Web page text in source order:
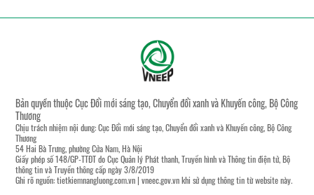
Bản quyền thuộc Cục Đổi mới sáng tạo, Chuyển đổi xanh và Khuyến công, Bộ Công
Thương
Chịu trách nhiệm nội dung: Cục Đổi mới sáng tạo, Chuyển đổi xanh và Khuyến công, Bộ Công
Thương
54 Hai Bà Trưng, phường Cửa Nam, Hà Nội
Giấy phép số 148/GP-TTĐT do Cục Quản lý Phát thanh, Truyền hình và Thông tin điện tử, Bộ
thông tin và Truyền thông cấp ngày 3/8/2019
Ghi rõ nguồn:tietkiemnangluong.com.vn| vneec.gov.vnkhi sử dụng thông tin từ website này.